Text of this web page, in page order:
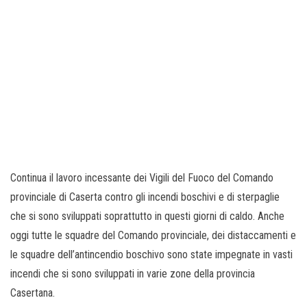
Continua il lavoro incessante dei Vigili del Fuoco del Comando
provinciale di Caserta contro gli incendi boschivi e di sterpaglie
che si sono sviluppati soprattutto in questi giorni di caldo. Anche
oggi tutte le squadre del Comando provinciale, dei distaccamenti e
le squadre dell’antincendio boschivo sono state impegnate in vasti
incendi che si sono sviluppati in varie zone della provincia
Casertana.